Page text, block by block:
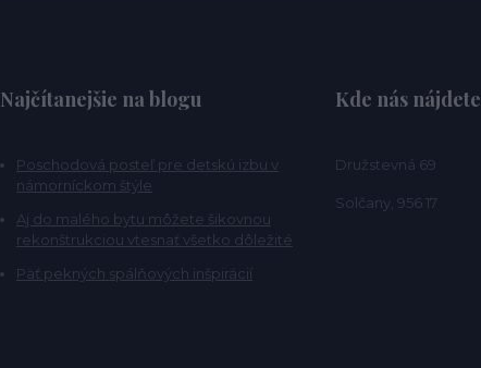
Najčítanejšie na blogu
Poschodová posteľ pre detskú izbu v
námorníckom štýle
Aj do malého bytu môžete šikovnou
rekonštrukciou vtesnať všetko dôležité
Päť pekných spálňových inšpirácií
Kde nás nájdete
Družstevná 69
Solčany, 956 17